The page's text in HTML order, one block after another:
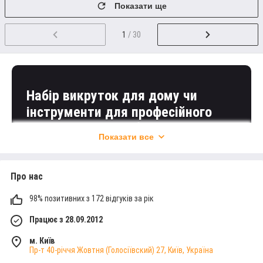
СПОСІБ ОПЛАТИ
компанії, оплата карткою, післяплата за фактом
доставки, оплата готівкою.
Кур'єрська доставка чи самовивіз у нашому
Показати ще
1 / 30
Набір викруток для дому чи
інструменти для професійного
товарів знайдуться в асортименті
Замовляйте на сайті у будь-який зручний час
чи телефоном з понеділка до п’ятниці.
Перейти у каталог!
Показати все
Про нас
98% позитивних з 172 відгуків за рік
Працює з 28.09.2012
м. Київ
Пр-т 40-річчя Жовтня (Голосіївский) 27, Київ, Україна